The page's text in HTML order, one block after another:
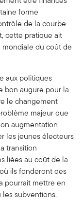
forme
de la courbe
cette pratique ait
mondiale du coût de
aux politiques
bon augure pour la
le changement
majeur que
augmentation
les jeunes électeurs
transition
liées au coût de la
ils fonderont des
pourrait mettre en
subventions.